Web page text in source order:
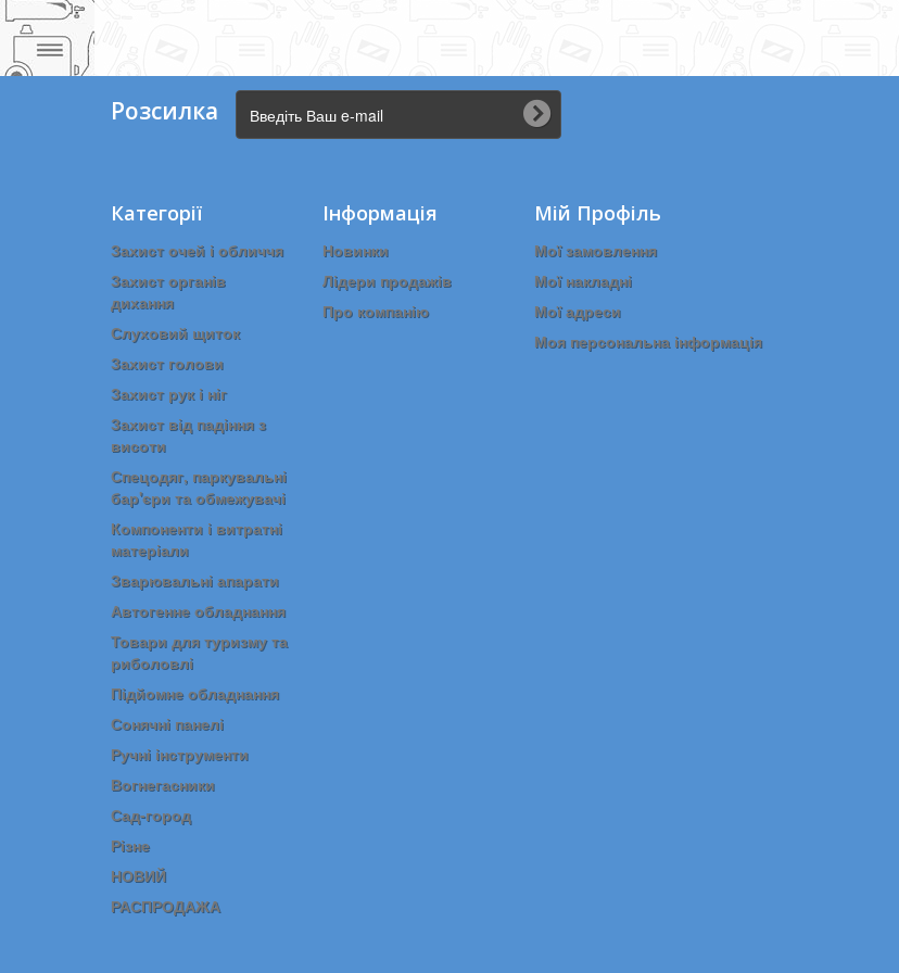
Розсилка
Категорії
Захист очей і обличчя
Захист органів
дихання
Слуховий щиток
Захист голови
Захист рук і ніг
Захист від падіння з
висоти
Спецодяг, паркувальні
бар'єри та обмежувачі
Компоненти і витратні
матеріали
Зварювальні апарати
Автогенне обладнання
Товари для туризму та
риболовлі
Підйомне обладнання
Сонячні панелі
Ручні інструменти
Вогнегасники
Сад-город
Різне
НОВИЙ
РАСПРОДАЖА
Інформація
Новинки
Лідери продажів
Про компанію
Мій Профіль
Мої замовлення
Мої накладні
Мої адреси
Моя персональна інформація